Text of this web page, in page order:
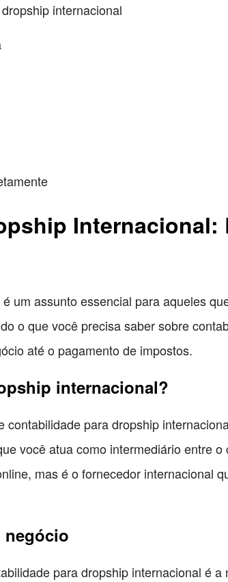
internacional
Internacional:
um assunto essencial para aqueles
o que você precisa saber sobre
até o pagamento de impostos.
internacional?
contabilidade para dropship
você atua como intermediário entre
mas é o fornecedor internacional
negócio
para dropship internacional é